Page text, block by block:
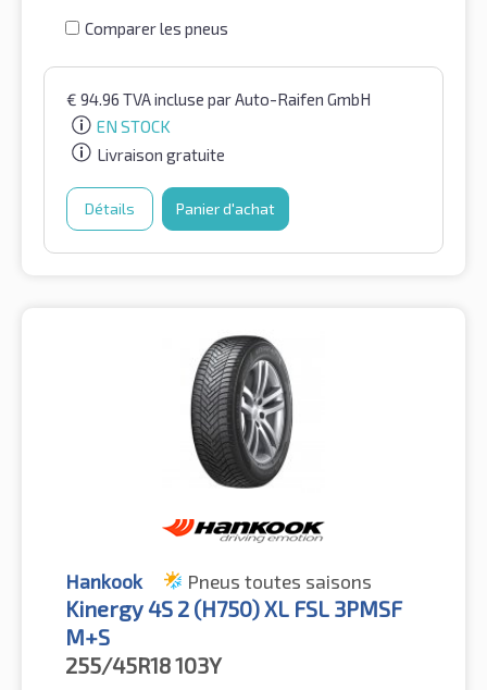
Comparer les pneus
€ 94.96 TVA incluse par Auto-Raifen GmbH
EN STOCK
Livraison gratuite
Détails Panier d'achat
Hankook Pneus toutes saisons
Kinergy 4S 2 (H750) XL FSL 3PMSF
M+S
255/45R18103Y